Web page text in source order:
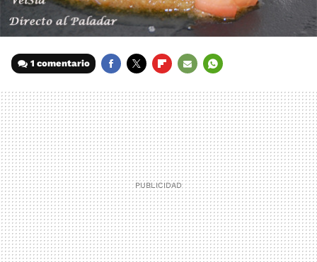
1 comentario
MAIL